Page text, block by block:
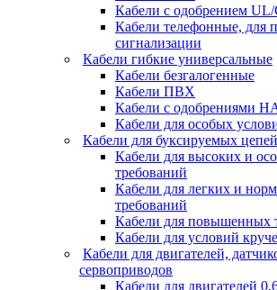
Кабели с одобрением UL/
Кабели телефонные, для
сигнализации
Кабели гибкие универсальные
Кабели безгалогенные
Кабели ПВХ
Кабели с одобрениями
Кабели для особых
Кабели для буксируемых
Кабели для высоких и
требований
Кабели для легких и
требований
Кабели для повышенных
Кабели для условий
Кабели для двигателей,
сервоприводов
Кабели для двигателей